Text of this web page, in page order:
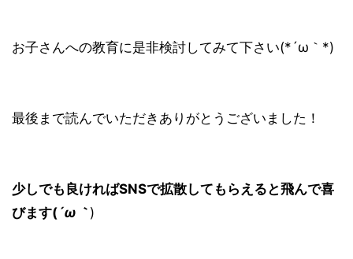
お子さんへの教育に是非検討してみて下さい(*´ω｀*)
最後まで読んでいただきありがとうございました！
少しでも良ければSNSで拡散してもらえると飛んで喜
びます( ´ω｀ )